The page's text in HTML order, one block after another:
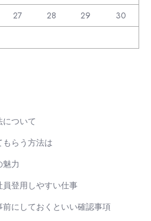
27 28 29
30
ついて
らう方法は
力
登用しやすい仕事
にしておくといい確認事項